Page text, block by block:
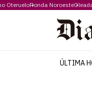
OterueloRonda Noroeste
ÚLTIMA